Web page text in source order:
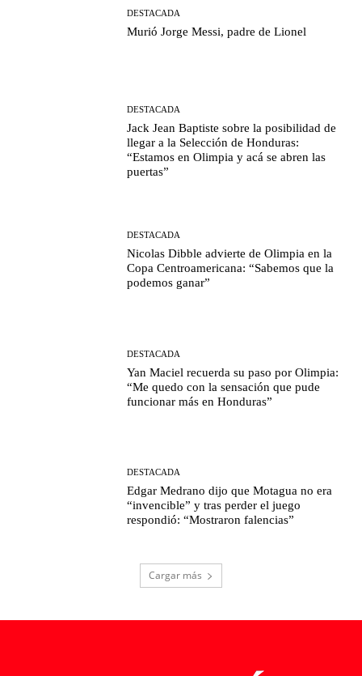
DESTACADA
Murió Jorge Messi, padre de Lionel
DESTACADA
Jack Jean Baptiste sobre la posibilidad de
llegar a la Selección de Honduras:
“Estamos en Olimpia y acá se abren las
puertas”
DESTACADA
Nicolas Dibble advierte de Olimpia en la
Copa Centroamericana: “Sabemos que la
podemos ganar”
DESTACADA
Yan Maciel recuerda su paso por Olimpia:
“Me quedo con la sensación que pude
funcionar más en Honduras”
DESTACADA
Edgar Medrano dijo que Motagua no era
“invencible” y tras perder el juego
respondió: “Mostraron falencias”
Cargar más